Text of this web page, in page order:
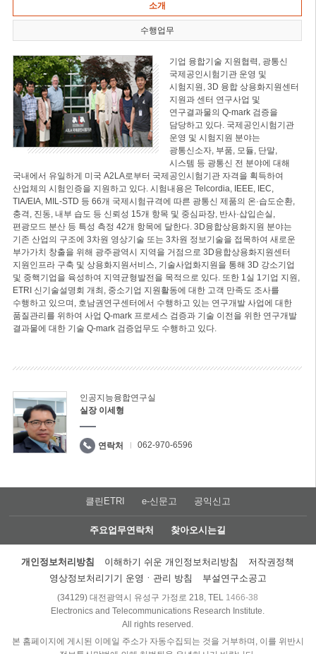
소개
수행업무
기업 융합기술 지원협력, 광통신
국제공인시험기관 운영 및
시험지원, 3D 융합 상용화지원센터
지원과 센터 연구사업 및
연구결과물의 Q-mark 검증을
담당하고 있다. 국제공인시험기관
운영 및 시험지원 분야는
광통신소자, 부품, 모듈, 단말,
시스템 등 광통신 전 분야에 대해
국내에서 유일하게 미국 A2LA로부터 국제공인시험기관 자격을 획득하여
산업체의 시험인증을 지원하고 있다. 시험내용은 Telcordia, IEEE, IEC,
TIA/EIA, MIL-STD 등 66개 국제시험규격에 따른 광통신 제품의 온·습도순환,
충격, 진동, 내부 습도 등 신뢰성 15개 항목 및 중심파장, 반사·삽입손실,
편광모드 분산 등 특성 측정 42개 항목에 달한다. 3D융합상용화지원 분야는
기존 산업의 구조에 3차원 영상기술 또는 3차원 정보기술을 접목하여 새로운
부가가치 창출을 위해 광주광역시 지역을 거점으로 3D융합상용화지원센터
지원인프라 구축 및 상용화지원서비스, 기술사업화지원을 통해 3D 강소기업
및 중핵기업을 육성하여 지역균형발전을 목적으로 있다. 또한 1실 1기업 지원,
ETRI 신기술설명회 개최, 중소기업 지원활동에 대한 고객 만족도 조사를
수행하고 있으며, 호남권연구센터에서 수행하고 있는 연구개발 사업에 대한
품질관리를 위하여 사업 Q-mark 프로세스 검증과 기술 이전을 위한 연구개발
결과물에 대한 기술 Q-mark 검증업무도 수행하고 있다.
인공지능융합연구실
실장 이세형
연락처 062-970-6596
클린ETRI e-신문고 공익신고
주요업무연락처 찾아오시는길
개인정보처리방침 이해하기 쉬운 개인정보처리방침
저작권정책
영상정보처리기기 운영ㆍ관리 방침
부설연구소공고
(34129) 대전광역시 유성구 가정로 218, TEL 1466-38
Electronics and Telecommunications Research Institute.
All rights reserved.
본 홈페이지에 게시된 이메일 주소가 자동수집되는 것을 거부하며, 이를 위반시